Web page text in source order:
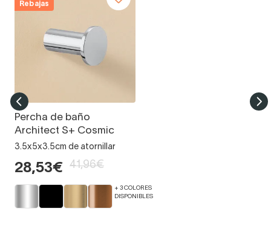
Rebajas
Percha de baño
Architect S+ Cosmic
3.5x5x3.5cm de atornillar
28,53€ 41,96€
+ 3 COLORES
DISPONIBLES